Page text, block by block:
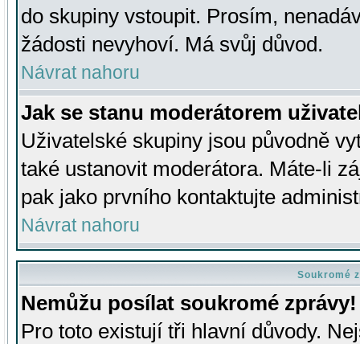
do skupiny vstoupit. Prosím,
žádosti nevyhoví. Má svůj důvod.
Návrat nahoru
Jak se stanu moderátorem
Uživatelské skupiny jsou původně
také ustanovit moderátora. Máte-li
pak jako prvního kontaktujte
Návrat nahoru
Soukromé
Nemůžu posílat soukromé zprávy!
Pro toto existují tři hlavní důvody.